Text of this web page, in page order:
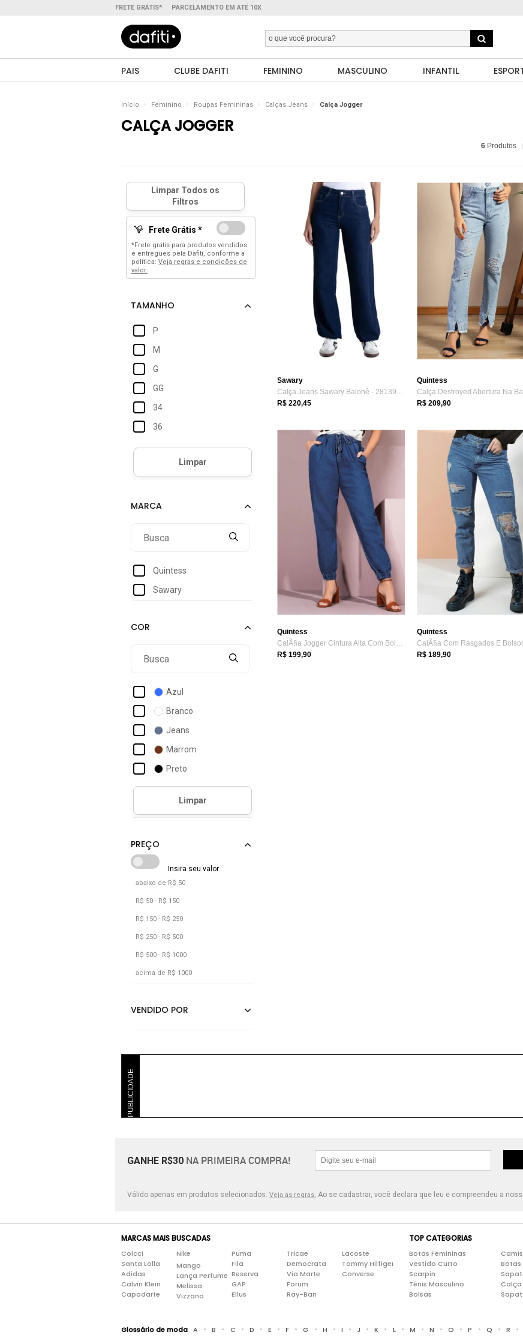
FRETE GRÁTIS* PARCELAMENTO EM ATÉ 10X
PAIS CLUBE DAFITI FEMININO MASCULINO INFANTIL
Início Feminino Roupas Femininas Calças Jeans Calça Jogger
CALÇA JOGGER
6 Produtos
Frete Grátis *
*Frete grátis para produtos vendidos
e entregues pela Dafiti, conforme a
política: Veja regras e condições de
valor.
P
M
G
GG
34
36
38
44
48
Quintess
Sawary
Azul
Branco
Jeans
Marrom
Preto
abaixo de R$ 50
R$ 50 - R$ 150
R$ 150 - R$ 250
R$ 250 - R$ 500
R$ 500 - R$ 1000
acima de R$ 1000
Sawary
Calça Jeans Sawary Balonê - 281394 - Azu...
R$ 220,45
Quintess
R$ 209,90
Quintess
CalÃ§a Jogger Cintura Alta Com Bolsos Az...
R$ 199,90
Quintess
R$ 189,90
PUBLICIDADE
GANHE R$30 NA PRIMEIRA COMPRA!
Válido apenas em produtos selecionados. Veja as regras. Ao se cadastrar, você declara que leu e compreendeu a
MARCAS MAIS BUSCADAS
Colcci
Santa Lolla
Adidas
Calvin Klein
Capodarte
Nike
Mango
Lança Perfume
Melissa
Vizzano
Puma
Fila
Reserva
GAP
Ellus
Tricae
Democrata
Via Marte
Forum
Ray-Ban
Lacoste
Tommy Hilfiger
Converse
TOP CATEGORIAS
Botas Femininas
Vestido Curto
Scarpin
Tênis Masculino
Bolsas
Botas
Calça
Glossário de moda A • B • C • D • E • F • G • H • I • J • K • L • M • N • O • P • Q • R •